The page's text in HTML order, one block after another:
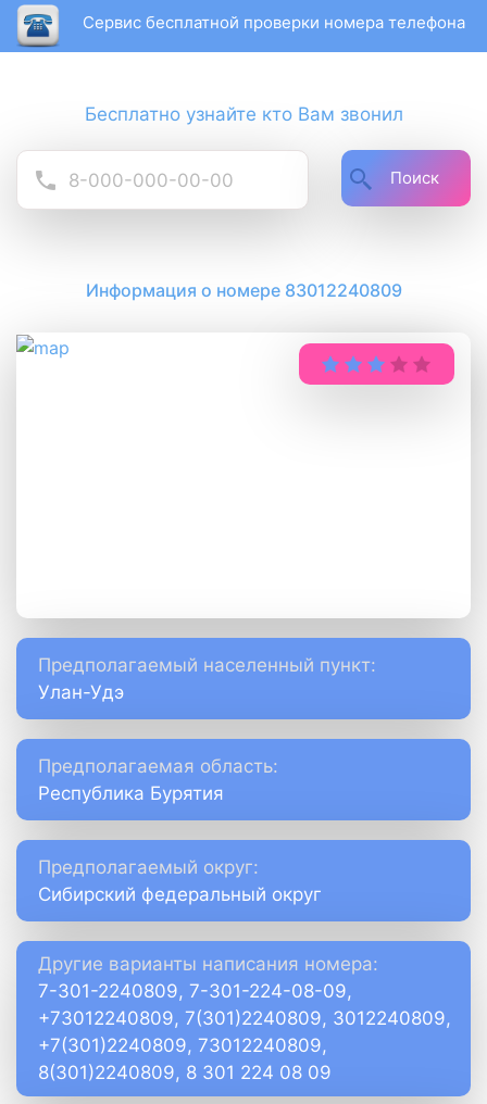
Сервис бесплатной проверки номера телефона
Бесплатно узнайте кто Вам звонил
Поиск
Информация о номере 83012240809
Предполагаемый населенный пункт:
Улан-Удэ
Предполагаемая область:
Республика Бурятия
Предполагаемый округ:
Сибирский федеральный округ
Другие варианты написания номера:
7-301-2240809, 7-301-224-08-09,
+73012240809, 7(301)2240809, 3012240809,
+7(301)2240809, 73012240809,
8(301)2240809, 8 301 224 08 09